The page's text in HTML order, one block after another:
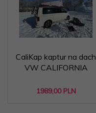
CaliKap kaptur na dach
VW CALIFORNIA
1989,00 PLN